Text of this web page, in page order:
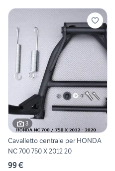
3
Cavalletto centrale per HONDA
NC 700 750 X 2012 20
99 €